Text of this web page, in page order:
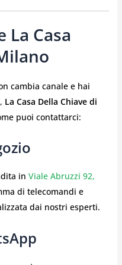
La Casa
cambia canale e hai
La Casa Della Chiave di
puoi contattarci:
in Viale Abruzzi 92,
di telecomandi e
dai nostri esperti.